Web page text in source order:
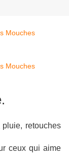
retouches
ceux qui aime